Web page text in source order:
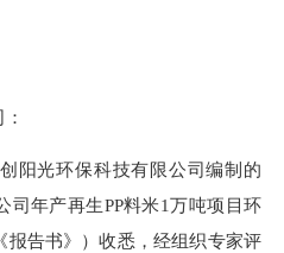
：
阳光环保科技有限公司编制的
司年产再生PP料米1万吨项目环
报告书》）收悉，经组织专家评